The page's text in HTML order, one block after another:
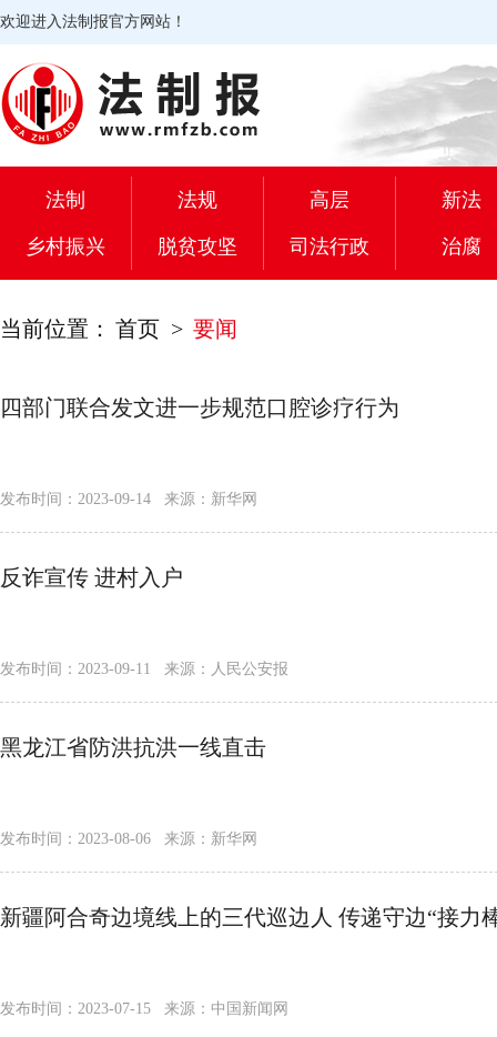
欢迎进入法制报官方网站！
法制 法规 高层 新法
乡村振兴 脱贫攻坚 司法行政 治腐
当前位置： 首页 > 要闻
四部门联合发文进一步规范口腔诊疗行为
发布时间：2023-09-14 来源：新华网
反诈宣传 进村入户
发布时间：2023-09-11 来源：人民公安报
黑龙江省防洪抗洪一线直击
发布时间：2023-08-06 来源：新华网
新疆阿合奇边境线上的三代巡边人 传递守边“接力
发布时间：2023-07-15 来源：中国新闻网